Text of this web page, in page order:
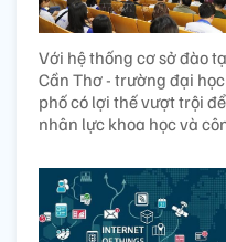
Với hệ thống cơ sở đào
Cần Thơ - trường đại
phố có lợi thế vượt trội
nhân lực khoa học và